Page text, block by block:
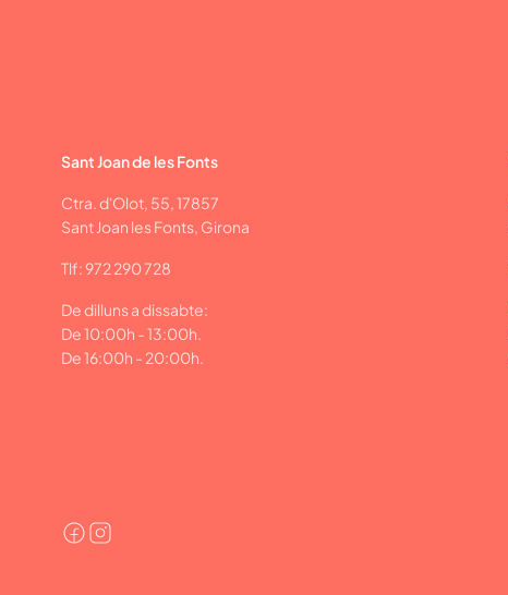
Sant Joan de les Fonts
Ctra. d'Olot, 55, 17857
Sant Joan les Fonts, Girona
Tlf: 972 290 728
De dilluns a dissabte:
De 10:00h - 13:00h.
De 16:00h - 20:00h.